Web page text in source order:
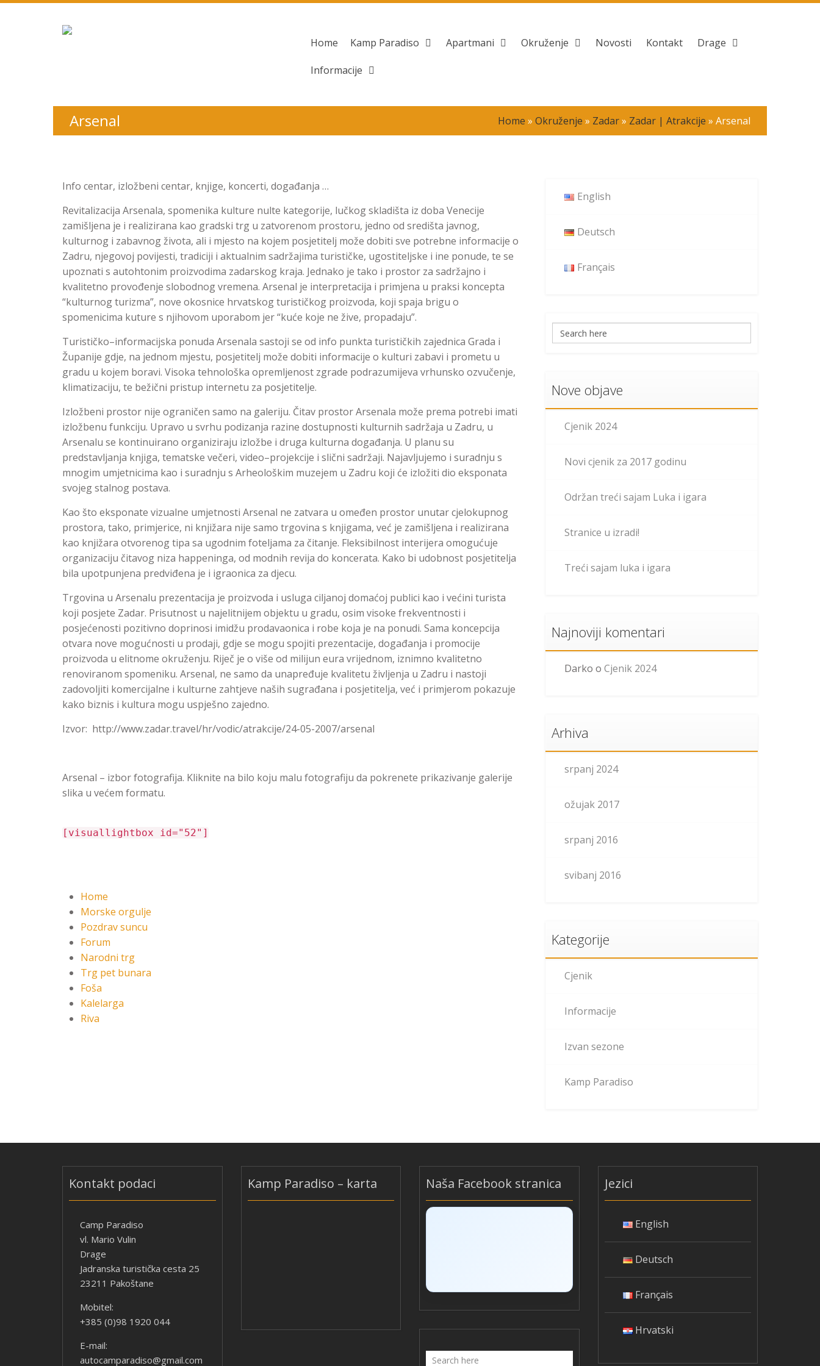
Home Kamp Paradiso Apartmani Okruženje Novosti Kontakt Drage
Informacije
Arsenal Home » Okruženje » Zadar» Zadar | Atrakcije » Arsenal
Info centar, izložbeni centar, knjige, koncerti, događanja …
Revitalizacija Arsenala, spomenika kulture nulte kategorije, lučkog skladišta iz doba Venecije
zamišljena je i realizirana kao gradski trg u zatvorenom prostoru, jedno od središta javnog,
kulturnog i zabavnog života, ali i mjesto na kojem posjetitelj može dobiti sve potrebne informacije o
Zadru, njegovoj povijesti, tradiciji i aktualnim sadržajima turističke, ugostiteljske i ine ponude, te se
upoznati s autohtonim proizvodima zadarskog kraja. Jednako je tako i prostor za sadržajno i
kvalitetno provođenje slobodnog vremena. Arsenal je interpretacija i primjena u praksi koncepta
“kulturnog turizma”, nove okosnice hrvatskog turističkog proizvoda, koji spaja brigu o
spomenicima kuture s njihovom uporabom jer “kuće koje ne žive, propadaju”.
Turističko–informacijska ponuda Arsenala sastoji se od info punkta turističkih zajednica Grada i
Županije gdje, na jednom mjestu, posjetitelj može dobiti informacije o kulturi zabavi i prometu u
gradu u kojem boravi. Visoka tehnološka opremljenost zgrade podrazumijeva vrhunsko ozvučenje,
klimatizaciju, te bežični pristup internetu za posjetitelje.
Izložbeni prostor nije ograničen samo na galeriju. Čitav prostor Arsenala može prema potrebi imati
izložbenu funkciju. Upravo u svrhu podizanja razine dostupnosti kulturnih sadržaja u Zadru, u
Arsenalu se kontinuirano organiziraju izložbe i druga kulturna događanja. U planu su
predstavljanja knjiga, tematske večeri, video–projekcije i slični sadržaji. Najavljujemo i suradnju s
mnogim umjetnicima kao i suradnju s Arheološkim muzejem u Zadru koji će izložiti dio eksponata
svojeg stalnog postava.
Kao što eksponate vizualne umjetnosti Arsenal ne zatvara u omeđen prostor unutar cjelokupnog
prostora, tako, primjerice, ni knjižara nije samo trgovina s knjigama, već je zamišljena i realizirana
kao knjižara otvorenog tipa sa ugodnim foteljama za čitanje. Fleksibilnost interijera omogućuje
organizaciju čitavog niza happeninga, od modnih revija do koncerata. Kako bi udobnost posjetitelja
bila upotpunjena predviđena je i igraonica za djecu.
Trgovina u Arsenalu prezentacija je proizvoda i usluga ciljanoj domaćoj publici kao i većini turista
koji posjete Zadar. Prisutnost u najelitnijem objektu u gradu, osim visoke frekventnosti i
posjećenosti pozitivno doprinosi imidžu prodavaonica i robe koja je na ponudi. Sama koncepcija
otvara nove mogućnosti u prodaji, gdje se mogu spojiti prezentacije, događanja i promocije
proizvoda u elitnome okruženju. Riječ je o više od milijun eura vrijednom, iznimno kvalitetno
renoviranom spomeniku. Arsenal, ne samo da unapređuje kvalitetu življenja u Zadru i nastoji
zadovoljiti komercijalne i kulturne zahtjeve naših sugrađana i posjetitelja, već i primjerom pokazuje
kako biznis i kultura mogu uspješno zajedno.
Izvor: http://www.zadar.travel/hr/vodic/atrakcije/24-05-2007/arsenal
Arsenal – izbor fotografija. Kliknite na bilo koju malu fotografiju da pokrenete prikazivanje galerije
slika u većem formatu.
[visuallightbox id="52"]
Home
Morske orgulje
Pozdrav suncu
Forum
Narodni trg
Trg pet bunara
Foša
Kalelarga
Riva
English
Deutsch
Français
Nove objave
Cjenik 2024
Novi cjenik za 2017 godinu
Održan treći sajam Luka i igara
Stranice u izradi!
Treći sajam luka i igara
Najnoviji komentari
Darko o Cjenik 2024
Arhiva
srpanj 2024
ožujak 2017
srpanj 2016
svibanj 2016
Kategorije
Cjenik
Informacije
Izvan sezone
Kamp Paradiso
Kontakt podaci
Camp Paradiso
vl. Mario Vulin
Drage
Jadranska turistička cesta 25
23211 Pakoštane
Mobitel:
+385 (0)98 1920 044
E-mail:
autocamparadiso@gmail.com
Kamp Paradiso – karta Naša Facebook stranica Jezici
English
Deutsch
Français
Hrvatski